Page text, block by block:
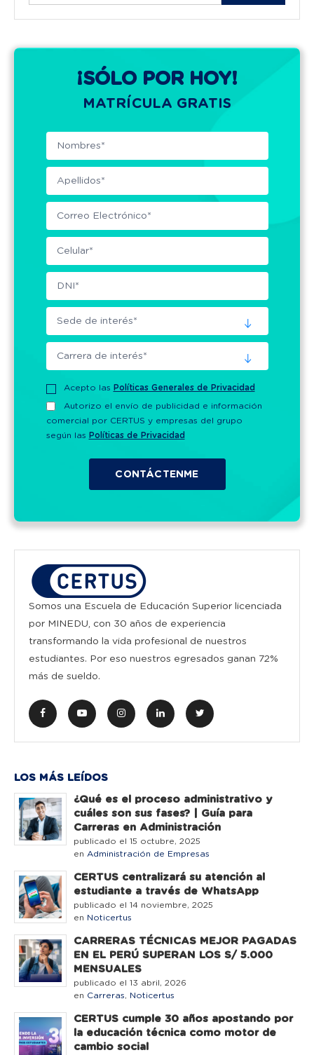
¡SÓLO POR HOY!
MATRÍCULA GRATIS
Acepto las Políticas Generales de Privacidad
Autorizo el envío de publicidad e información
comercial por CERTUS y empresas del grupo
según las Políticas de Privacidad
Somos una Escuela de Educación Superior licenciada
por MINEDU, con 30 años de experiencia
transformando la vida profesional de nuestros
estudiantes. Por eso nuestros egresados ganan 72%
más de sueldo.
LOS MÁS LEÍDOS
¿Qué es el proceso administrativo y
cuáles son sus fases? | Guía para
Carreras en Administración
publicado el 15 octubre, 2025
en Administración de Empresas
CERTUS centralizará su atención al
estudiante a través de WhatsApp
publicado el 14 noviembre, 2025
en Noticertus
CARRERAS TÉCNICAS MEJOR PAGADAS
EN EL PERÚ SUPERAN LOS S/ 5.000
MENSUALES
publicado el 13 abril, 2026
en Carreras, Noticertus
CERTUS cumple 30 años apostando por
la educación técnica como motor de
cambio social